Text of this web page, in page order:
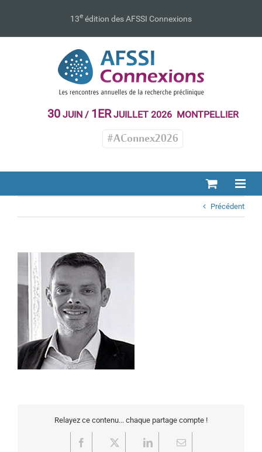
13e édition des AFSSI Connexions
30JUIN / 1ERJUILLET 2026 MONTPELLIER
#AConnex2026
Précédent
Relayez ce contenu... chaque partage compte !
Facebook LinkedInEmail